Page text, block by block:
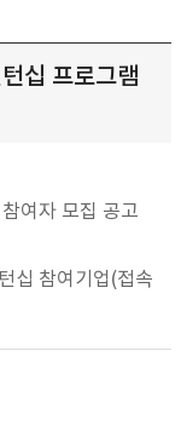
십 프로그램
여자 모집 공고
십 참여기업(접속